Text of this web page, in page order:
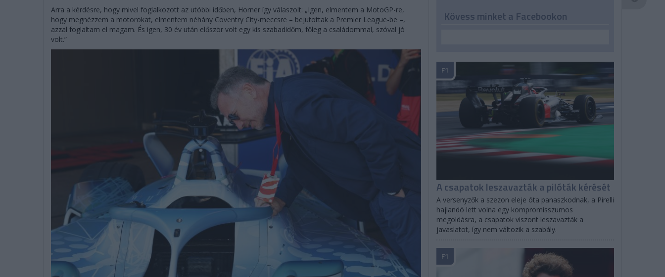
Arra a kérdésre, hogy mivel foglalkozott az utóbbi időben, Horner így válaszolt: „Igen, elmentem a MotoGP-re,
hogy megnézzem a motorokat, elmentem néhány Coventry City-meccsre – bejutottak a Premier League-be –,
azzal foglaltam el magam. És igen, 30 év után először volt egy kis szabadidőm, főleg a családommal, szóval jó
volt.”
Kövess minket a Facebookon
A csapatok leszavazták a pilóták kérését
A versenyzők a szezon eleje óta panaszkodnak, a Pirelli
hajlandó lett volna egy kompromisszumos
megoldásra, a csapatok viszont leszavazták a
javaslatot, így nem változik a szabály.
F1
F1